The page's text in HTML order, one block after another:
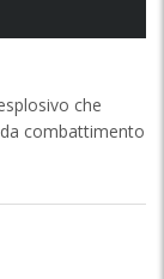
che
combattimento